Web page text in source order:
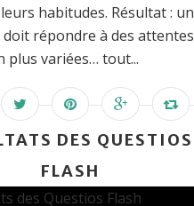
habitudes. Résultat : un
répondre à des attentes
plus variées… tout...
DES QUESTIOS
FLASH